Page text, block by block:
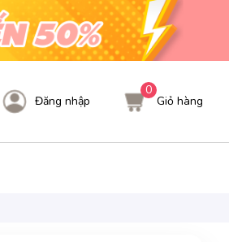
Đăng nhập
0
Giỏ hàng